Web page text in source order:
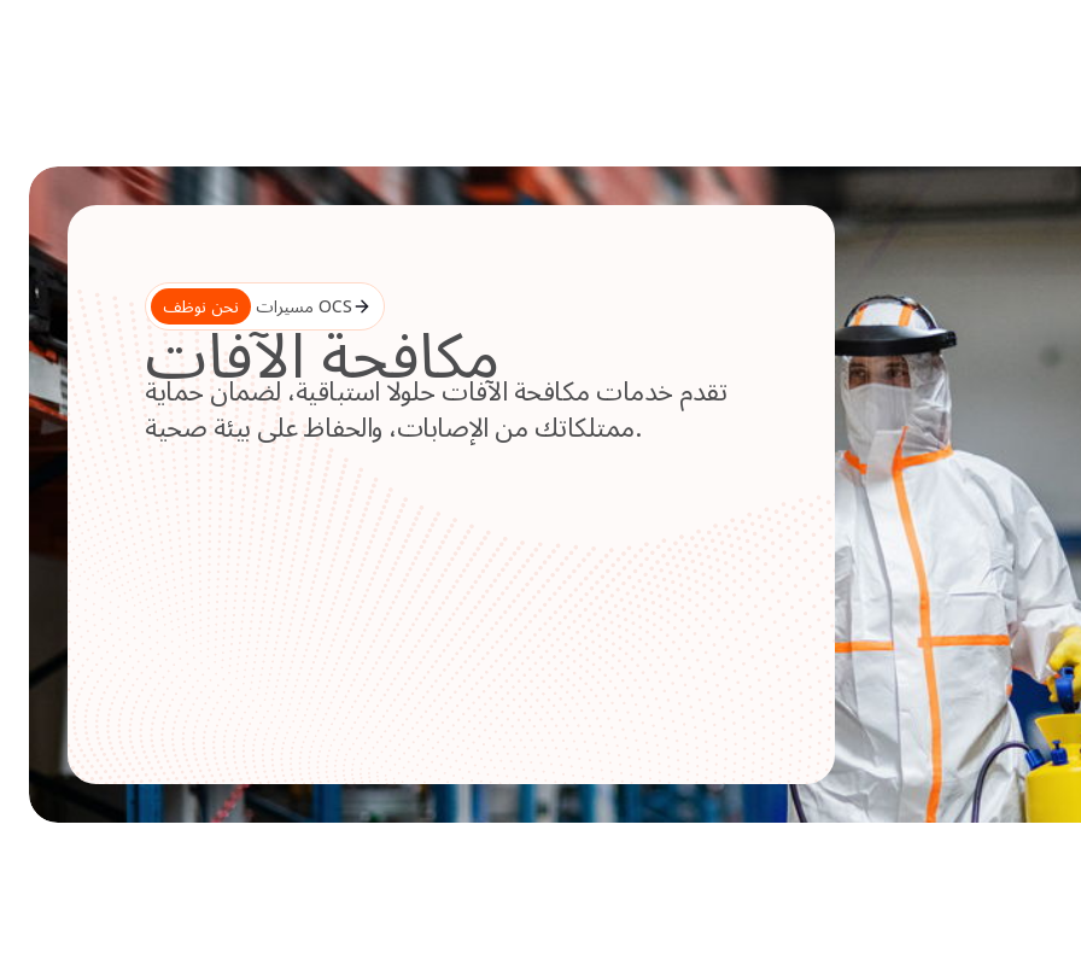
نحن نوظف مسيرات OCS
مكافحة الآفات
تقدم خدمات مكافحة الآفات حلولا استباقية، لضمان حماية
ممتلكاتك من الإصابات، والحفاظ على بيئة صحية.